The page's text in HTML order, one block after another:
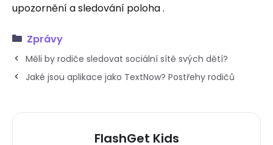
upozornění a sledování poloha .
Zprávy
Měli by rodiče sledovat sociální sítě svých dětí?
Jaké jsou aplikace jako TextNow? Postřehy rodičů
FlashGet Kids